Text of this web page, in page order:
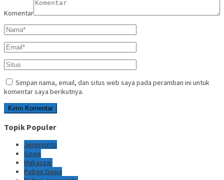
Komentar
Simpan nama, email, dan situs web saya pada peramban ini untuk
komentar saya berikutnya.
Topik Populer
Jeneponto
Gowa
Makassar
Polres Gowa